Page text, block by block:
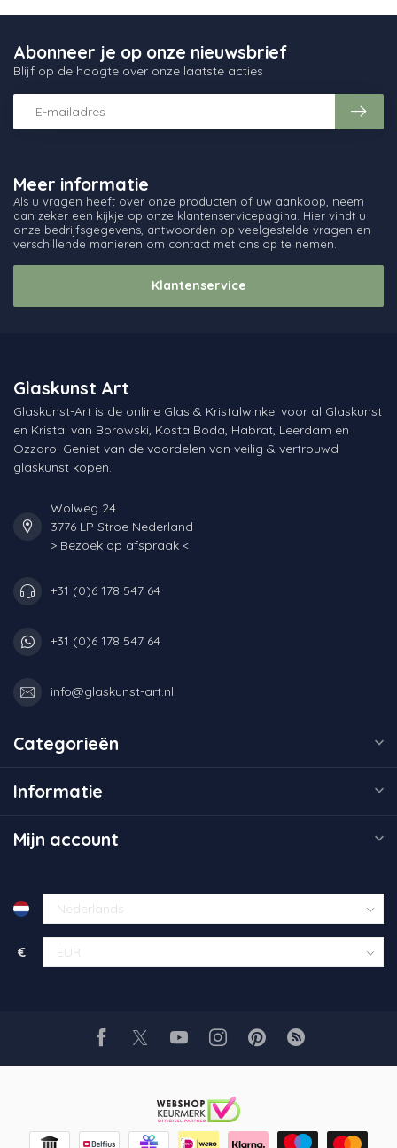
Meer informatie
Als u vragen heeft over onze producten of uw aankoop, neem
dan zeker een kijkje op onze klantenservicepagina. Hier vindt u
onze bedrijfsgegevens, antwoorden op veelgestelde vragen en
verschillende manieren om contact met ons op te nemen.
Klantenservice
Abonneer je op onze nieuwsbrief
Blijf op de hoogte over onze laatste acties
Glaskunst Art
Glaskunst-Art is de online Glas & Kristalwinkel voor al Glaskunst
en Kristal van Borowski, Kosta Boda, Habrat, Leerdam en
Ozzaro. Geniet van de voordelen van veilig & vertrouwd
glaskunst kopen.
Wolweg 24
3776 LP Stroe Nederland
> Bezoek op afspraak <
+31 (0)6 178 547 64
+31 (0)6 178 547 64
info@glaskunst-art.nl
Categorieën
Informatie
Mijn account
€